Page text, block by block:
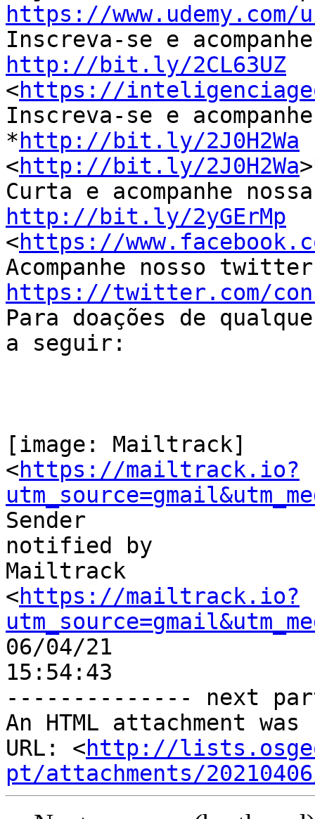
https://
http://bit.ly/2CL63UZ
<https://
Inscreva-se e
* http://bit.ly/2J0H2Wa
<http://bit.ly/2J0H2Wa
http://bit.ly/2yGErMp
<https://
https://twitter.com/
Para doações de
a seguir:
[image: Mailtrack]
<https://mailtrack.io?
Sender
notified by
Mailtrack
<https://mailtrack.io?
06/04/21
15:54:43
-------------- next
An HTML attachment
URL: <http://
pt/attachments/